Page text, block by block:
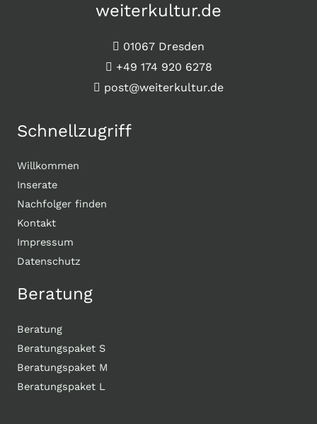
weiterkultur.de
01067 Dresden
+49 174 920 6278
post@weiterkultur.de
Schnellzugriff
Willkommen
Inserate
Nachfolger finden
Kontakt
Impressum
Datenschutz
Beratung
Beratung
Beratungspaket S
Beratungspaket M
Beratungspaket L